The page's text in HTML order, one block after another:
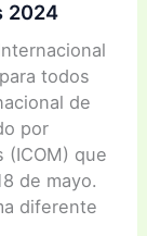
2024
todos
de
por
(ICOM) que
de mayo.
diferente